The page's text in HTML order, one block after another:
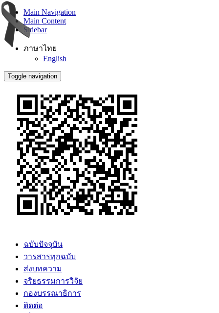
Main Navigation
Main Content
Sidebar
ภาษาไทย
English
Toggle navigation
ฉบับปัจจุบัน
วารสารทุกฉบับ
ส่งบทความ
จริยธรรมการวิจัย
กองบรรณาธิการ
ติดต่อ